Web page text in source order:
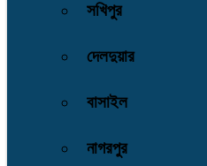
সখিপুর
দেলদুয়ার
বাসাইল
নাগরপুর